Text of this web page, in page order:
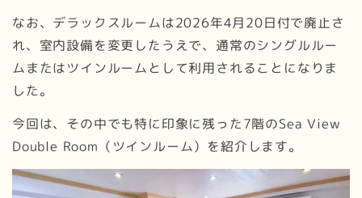
なお、デラックスルームは2026年4月20日付で廃止さ
れ、室内設備を変更したうえで、通常のシングルルー
ムまたはツインルームとして利用されることになりま
した。
今回は、その中でも特に印象に残った7階のSea View
Double Room（ツインルーム）を紹介します。